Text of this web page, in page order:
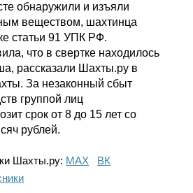
обнаружили и изъяли
веществом, шахтинца
статьи 91 УПК РФ.
что в свертке находилось
рассказали Шахты.ру в
За незаконный сбыт
группой лиц
срок от 8 до 15 лет со
рублей.
Шахты.ру: МАХ
ВК